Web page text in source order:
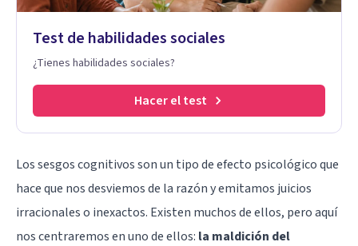
Test de habilidades sociales
¿Tienes habilidades sociales?
Hacer el test
Los sesgos cognitivos son un tipo de efecto psicológico que
hace que nos desviemos de la razón y emitamos juicios
irracionales o inexactos. Existen muchos de ellos, pero aquí
nos centraremos en uno de ellos: la maldición del